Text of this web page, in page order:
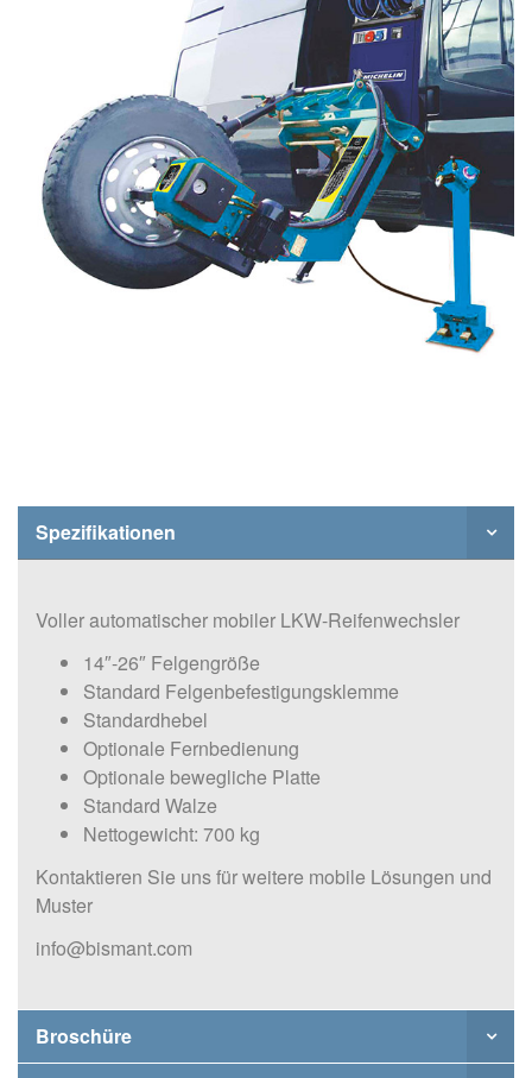
Spezifikationen
Voller automatischer mobiler LKW-Reifenwechsler
14″-26″ Felgengröße
Standard Felgenbefestigungsklemme
Standardhebel
Optionale Fernbedienung
Optionale bewegliche Platte
Standard Walze
Nettogewicht: 700 kg
Kontaktieren Sie uns für weitere mobile Lösungen und
Muster
info@bismant.com
Broschüre